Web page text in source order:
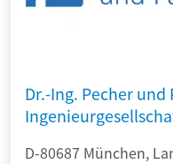
Dr.-Ing. Pecher und
D-80687 München,